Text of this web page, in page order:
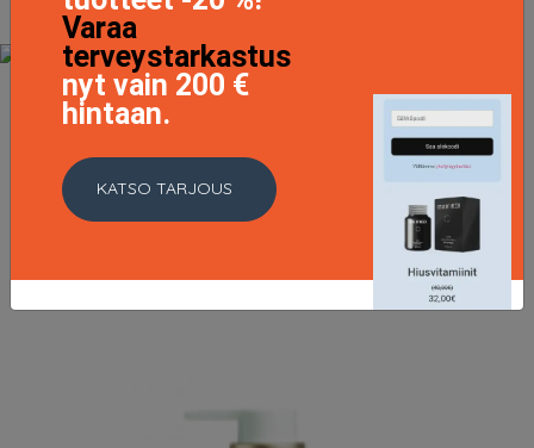
Babor Cleansing System HY-ÖL, 200 ml Babor
Kasvojen puhdistus
14.1 EUR23.5 EUR
Varaa
terveystarkastus
nyt vain 200 €
hintaan.
KATSO TARJOUS